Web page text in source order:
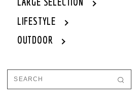
WOMEN TOPS
WOMEN ONE PIECE
WOMEN CAP/HAT
WOMEN SHOES
LIFESTYLE
OUTDOOR